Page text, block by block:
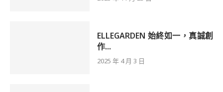
ELLEGARDEN 始終如一，真誠創
作...
2025 年 4 月 3 日